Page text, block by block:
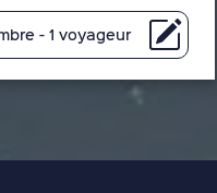
- 1 voyageur